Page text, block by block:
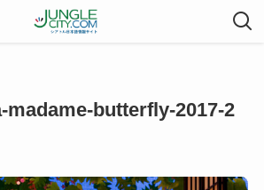
madame-butterfly-2017-2